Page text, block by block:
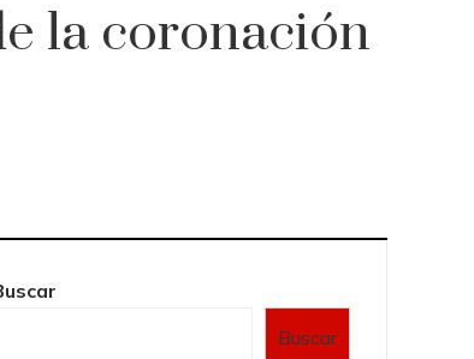
la coronación
Buscar